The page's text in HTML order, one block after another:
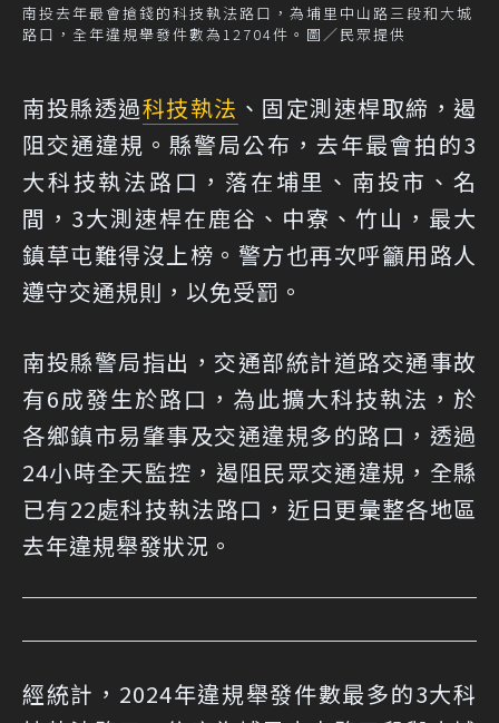
南投去年最會搶錢的科技執法路口，為埔里中山路三段和大城
路口，全年違規舉發件數為12704件。圖／民眾提供
南投縣透過科技執法 、固定測速桿取締，遏
阻交通違規。縣警局公布，去年最會拍的3
大科技執法路口，落在埔里、南投市、名
間，3大測速桿在鹿谷、中寮、竹山，最大
鎮草屯難得沒上榜。警方也再次呼籲用路人
遵守交通規則，以免受罰。
南投縣警局指出，交通部統計道路交通事故
有6成發生於路口，為此擴大科技執法，於
各鄉鎮市易肇事及交通違規多的路口，透過
24小時全天監控，遏阻民眾交通違規，全縣
已有22處科技執法路口，近日更彙整各地區
去年違規舉發狀況。
經統計，2024年違規舉發件數最多的3大科